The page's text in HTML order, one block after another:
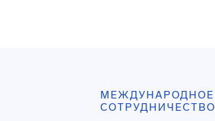
МЕЖДУНАРОДНОЕ
СОТРУДНИЧЕСТВО